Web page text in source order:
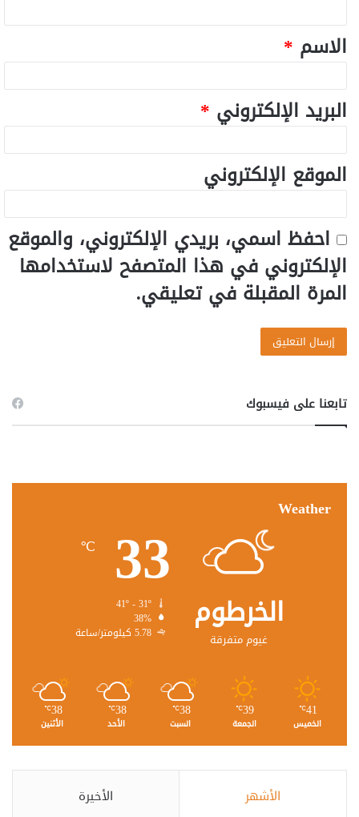
الاسم *
البريد الإلكتروني *
الموقع الإلكتروني
احفظ اسمي، بريدي الإلكتروني، والموقع
الإلكتروني في هذا المتصفح لاستخدامها
المرة المقبلة في تعليقي.
تابعنا على فيسبوك
Weather
الخرطوم
غيوم متفرقة
33
℃
38%
5.78 كيلومتر/ساعة
41
℃
الخميس
39
℃
الجمعة
38
℃
السبت
38
℃
الأحد
38
℃
الأثنين
الأشهر الأخيرة